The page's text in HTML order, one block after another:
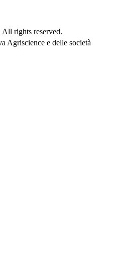
rights reserved.
Agriscience e delle società